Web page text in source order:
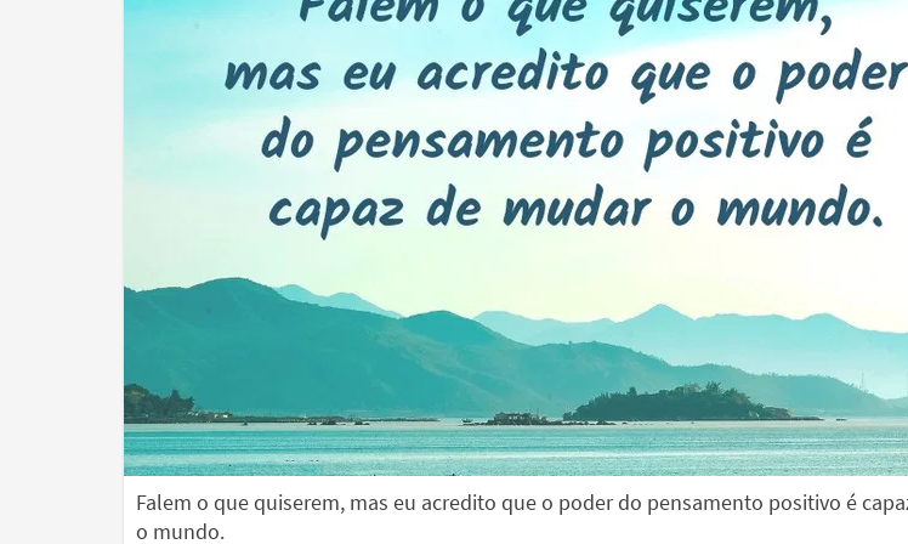
Falem o que quiserem, mas eu acredito que o poder do pensamento positivo é
o mundo.